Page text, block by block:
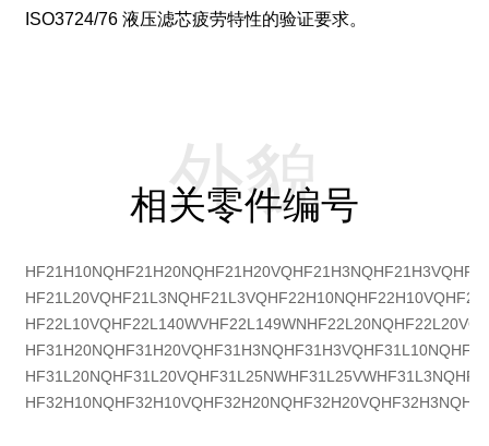
ISO3724/76 液压滤芯疲劳特性的验证要求。
相关零件编号
外貌
HF21H10NQHF21H20NQHF21H20VQHF21H3NQHF21H3VQ
HF21L20VQHF21L3NQHF21L3VQHF22H10NQHF22H10VQ
HF22L10VQHF22L140WVHF22L149WNHF22L20NQHF22L20VQ
HF31H20NQHF31H20VQHF31H3NQHF31H3VQHF31L10NQ
HF31L20NQHF31L20VQHF31L25NWHF31L25VWHF31L3NQ
HF32H10NQHF32H10VQHF32H20NQHF32H20VQHF32H3NQ